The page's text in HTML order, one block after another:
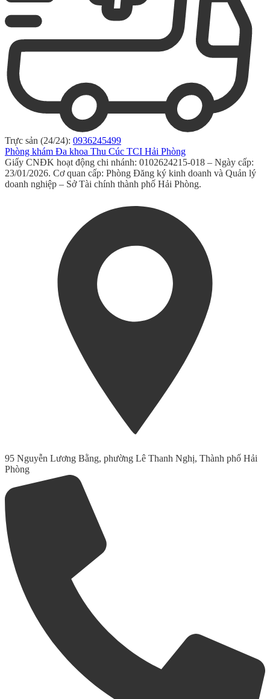
Trực sản (24/24): 0936245499
Phòng khám Đa khoa Thu Cúc TCI Hải Phòng
Giấy CNĐK hoạt động chi nhánh: 0102624215-018 – Ngày cấp:
23/01/2026. Cơ quan cấp: Phòng Đăng ký kinh doanh và Quản lý
doanh nghiệp – Sở Tài chính thành phố Hải Phòng.
95 Nguyễn Lương Bằng, phường Lê Thanh Nghị, Thành phố Hải
Phòng